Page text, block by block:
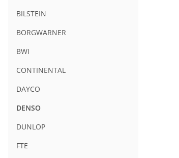
BILSTEIN
BORGWARNER
BWI
CONTINENTAL
DAYCO
DENSO
DUNLOP
FTE